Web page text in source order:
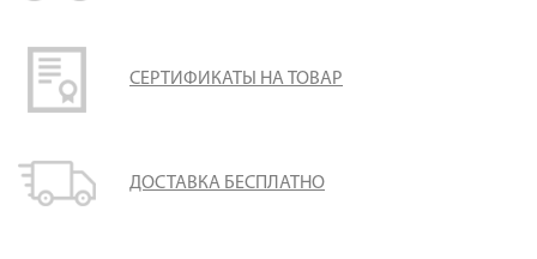
СЕРТИФИКАТЫ НА ТОВАР
ДОСТАВКА БЕСПЛАТНО